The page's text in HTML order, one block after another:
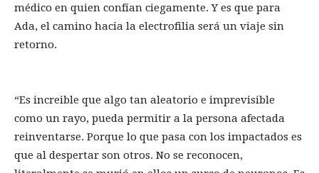
médico en quien confían ciegamente. Y es que para
Ada, el camino hacia la electrofilia será un viaje sin
retorno.
“Es increible que algo tan aleatorio e imprevisible
como un rayo, pueda permitir a la persona afectada
reinventarse. Porque lo que pasa con los impactados es
que al despertar son otros. No se reconocen,